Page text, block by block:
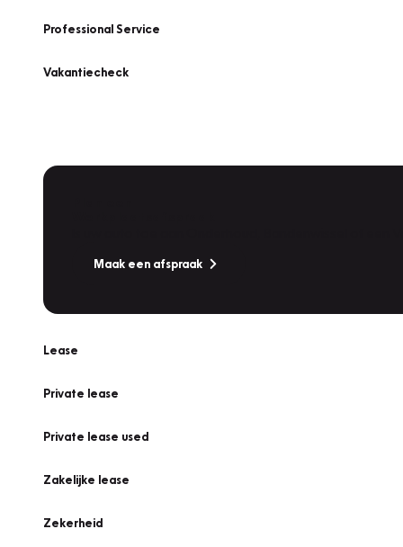
Professional Service
Vakantiecheck
Maak een afspraak
Lease
Private lease
Private lease used
Zakelijke lease
Zekerheid